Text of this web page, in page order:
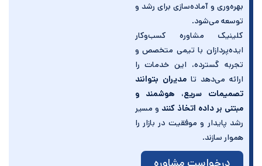
بهره‌وری و آماده‌سازی برای رشد و
توسعه می‌شود.
کلینیک مشاوره کسب‌وکار
ایده‌پردازان با تیمی متخصص و
تجربه گسترده، این خدمات را
ارائه می‌دهد تامدیران بتوانند
تصمیمات سریع، هوشمند و
مبتنی بر داده اتخاذ کنند و مسیر
رشد پایدار و موفقیت در بازار را
هموار سازند.